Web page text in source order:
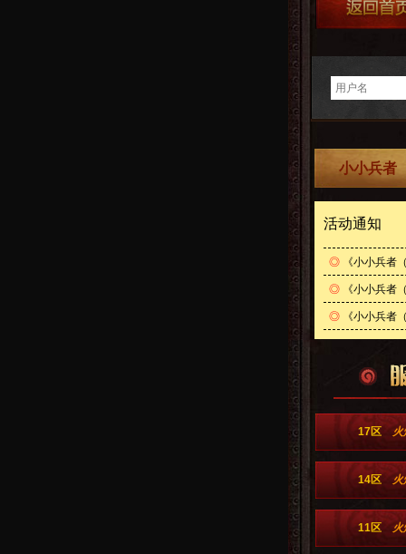
小小兵者
活动通知
◎ 《小小兵者
◎ 《小小兵者
◎ 《小小兵者
17区
14区
11区